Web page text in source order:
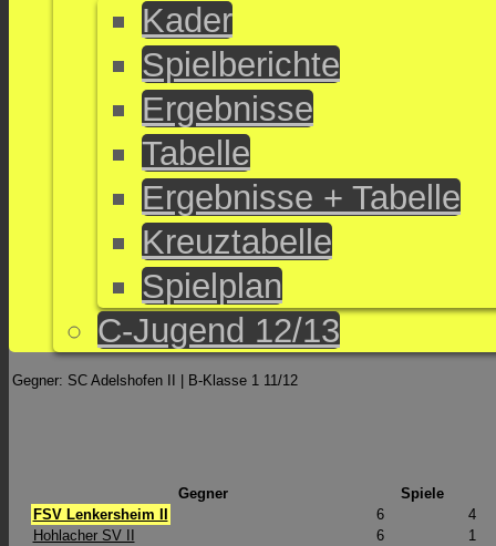
Kader
Spielberichte
Ergebnisse
Tabelle
Ergebnisse + Tabelle
Kreuztabelle
Spielplan
C-Jugend 12/13
Gegner: SC Adelshofen II | B-Klasse 1 11/12
Gegner
Spiele
FSV Lenkersheim II
6
4
Hohlacher SV II
6
1